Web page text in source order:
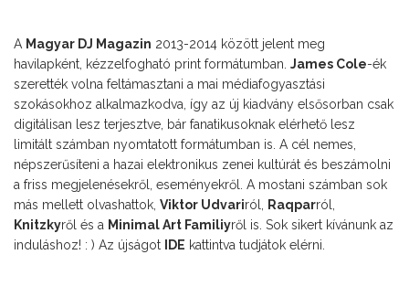
A Magyar DJ Magazin 2013-2014 között jelent meg
havilapként, kézzelfogható print formátumban. James Cole-ék
szerették volna feltámasztani a mai médiafogyasztási
szokásokhoz alkalmazkodva, így az új kiadvány elsősorban csak
digitálisan lesz terjesztve, bár fanatikusoknak elérhető lesz
limitált számban nyomtatott formátumban is. A cél nemes,
népszerűsíteni a hazai elektronikus zenei kultúrát és beszámolni
a friss megjelenésekről, eseményekről. A mostani számban sok
más mellett olvashattok, Viktor Udvariról, Raqparról,
Knitzkyről és a Minimal Art Familiyről is. Sok sikert kívánunk az
induláshoz! : ) Az újságot
IDE kattintva tudjátok elérni.